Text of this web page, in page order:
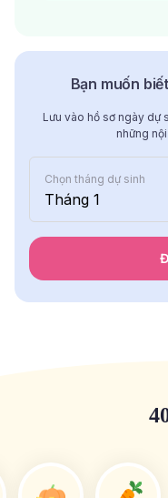
Bạn muốn
Lưu vào hồ sơ ngày dự
những
Chọn tháng dự sinh
Tháng 1